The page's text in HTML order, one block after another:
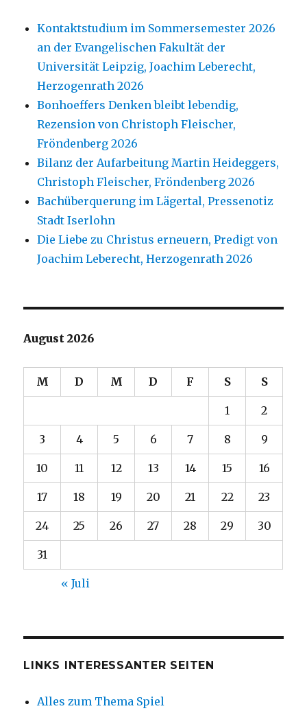
Kontaktstudium im Sommersemester 2026
an der Evangelischen Fakultät der
Universität Leipzig, Joachim Leberecht,
Herzogenrath 2026
Bonhoeffers Denken bleibt lebendig,
Rezension von Christoph Fleischer,
Fröndenberg 2026
Bilanz der Aufarbeitung Martin Heideggers,
Christoph Fleischer, Fröndenberg 2026
Bachüberquerung im Lägertal, Pressenotiz
Stadt Iserlohn
Die Liebe zu Christus erneuern, Predigt von
Joachim Leberecht, Herzogenrath 2026
August 2026
M D M D F S S
1 2
3 4 5 6 7 8 9
10 11 12 13 14 15 16
17 18 19 20 21 22 23
24 25 26 27 28 29 30
31
« Juli
LINKS INTERESSANTER SEITEN
Alles zum Thema Spiel